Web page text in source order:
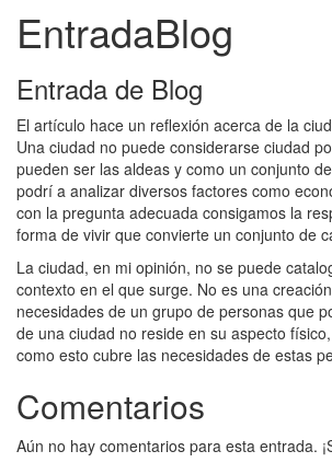
EntradaBlog
Entrada de Blog
El artículo hace un reflexión acerca de la
Una ciudad no puede considerarse ciudad
pueden ser las aldeas y como un conjunto
podrí a analizar diversos factores como
con la pregunta adecuada consigamos la
forma de vivir que convierte un conjunto de
La ciudad, en mi opinión, no se puede
contexto en el que surge. No es una
necesidades de un grupo de personas que
de una ciudad no reside en su aspecto
como esto cubre las necesidades de estas
Comentarios
Aún no hay comentarios para esta entrada.